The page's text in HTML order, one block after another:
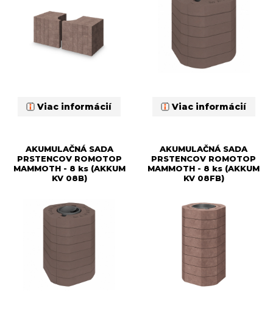
Viac informácií Viac informácií
AKUMULAČNÁ SADA
PRSTENCOV ROMOTOP
MAMMOTH - 8 ks (AKKUM
KV 08B)
AKUMULAČNÁ SADA
PRSTENCOV ROMOTOP
MAMMOTH - 8 ks (AKKUM
KV 08FB)